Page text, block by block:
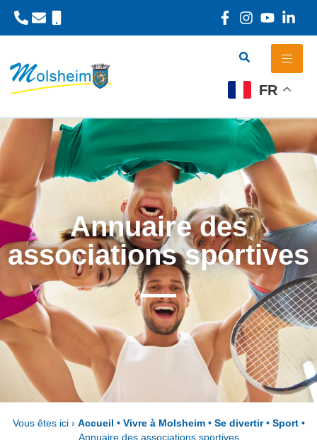
FR
Annuaire des
associations sportives
Vous êtes ici › Accueil • Vivre à Molsheim• Se divertir• Sport•
Annuaire des associations sportives
Panneau de gestion des cookies